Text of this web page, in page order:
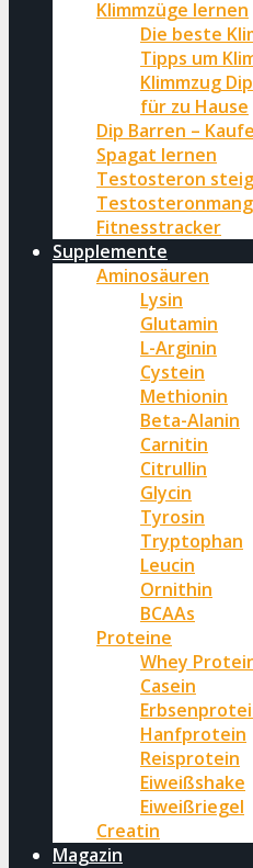
Klimmzüge lernen
Die beste
Tipps um
Klimmzug
für zu Hause
Dip Barren –
Spagat lernen
Testosteron
Fitnesstracker
Supplemente
Aminosäuren
Lysin
Glutamin
L-Arginin
Cystein
Methionin
Beta-Alanin
Carnitin
Citrullin
Glycin
Tyrosin
Tryptophan
Leucin
Ornithin
BCAAs
Proteine
Whey
Casein
Hanfprotein
Reisprotein
Eiweißshake
Eiweißriegel
Creatin
Magazin